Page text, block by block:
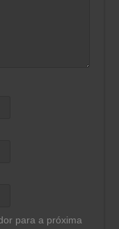
para a próxima